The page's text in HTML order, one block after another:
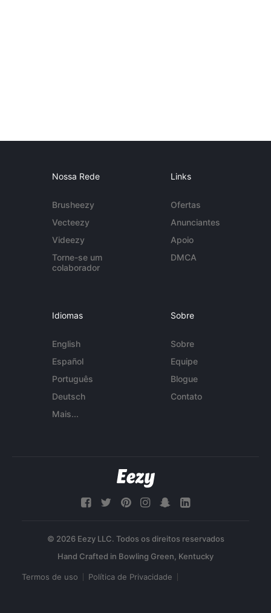
Nossa Rede
Brusheezy
Vecteezy
Videezy
Torne-se um
colaborador
Links
Ofertas
Anunciantes
Apoio
DMCA
Idiomas
English
Español
Português
Deutsch
Mais...
Sobre
Sobre
Equipe
Blogue
Contato
© 2026 Eezy LLC. Todos os direitos reservados
Termos de uso Política de Privacidade